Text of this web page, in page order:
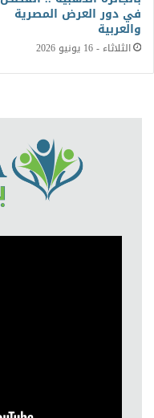
في دور العرض المصرية
والعربية
الثلاثاء - 16 يونيو 2026